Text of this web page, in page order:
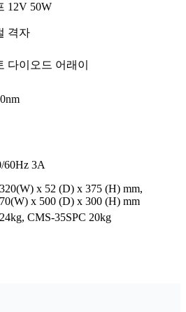
12V 50W
격자
다이오드 어래이
60Hz 3A
x 52 (D) x 375 (H) mm,
x 500 (D) x 300 (H) mm
CMS-35SPC 20kg